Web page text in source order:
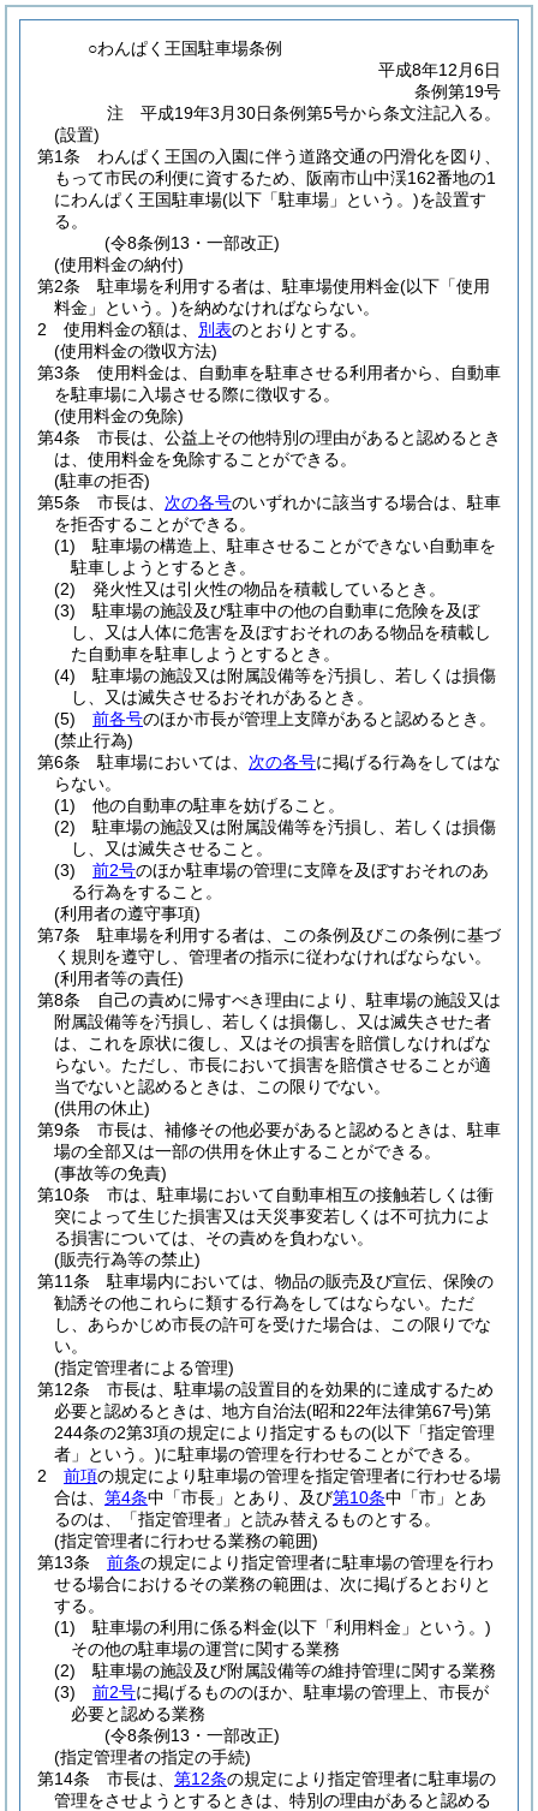
○わんぱく王国駐車場条例
平成8年12月6日
条例第19号
注 平成19年3月30日条例第5号から条文注記入る。
(設置)
第1条
わんぱく王国の入園に伴う道路交通の円滑化を図り、
もって市民の利便に資するため、阪南市山中渓162番地の1
にわんぱく王国駐車場(以下「駐車場」という。)を設置す
る。
(令8条例13・一部改正)
(使用料金の納付)
第2条
駐車場を利用する者は、駐車場使用料金(以下「使用
料金」という。)を納めなければならない。
2
使用料金の額は、 別表のとおりとする。
(使用料金の徴収方法)
第3条
使用料金は、自動車を駐車させる利用者から、自動車
を駐車場に入場させる際に徴収する。
(使用料金の免除)
第4条
市長は、公益上その他特別の理由があると認めるとき
は、使用料金を免除することができる。
(駐車の拒否)
第5条
市長は、 次の各号のいずれかに該当する場合は、駐車
を拒否することができる。
(1)
駐車場の構造上、駐車させることができない自動車を
駐車しようとするとき。
(2)
発火性又は引火性の物品を積載しているとき。
(3)
駐車場の施設及び駐車中の他の自動車に危険を及ぼ
し、又は人体に危害を及ぼすおそれのある物品を積載し
た自動車を駐車しようとするとき。
(4)
駐車場の施設又は附属設備等を汚損し、若しくは損傷
し、又は滅失させるおそれがあるとき。
(5)
前各号のほか市長が管理上支障があると認めるとき。
(禁止行為)
第6条
駐車場においては、 次の各号に掲げる行為をしてはな
らない。
(1)
他の自動車の駐車を妨げること。
(2)
駐車場の施設又は附属設備等を汚損し、若しくは損傷
し、又は滅失させること。
(3)
前2号のほか駐車場の管理に支障を及ぼすおそれのあ
る行為をすること。
(利用者の遵守事項)
第7条
駐車場を利用する者は、この条例及びこの条例に基づ
く規則を遵守し、管理者の指示に従わなければならない。
(利用者等の責任)
第8条
自己の責めに帰すべき理由により、駐車場の施設又は
附属設備等を汚損し、若しくは損傷し、又は滅失させた者
は、これを原状に復し、又はその損害を賠償しなければな
らない。 ただし、市長において損害を賠償させることが適
当でないと認めるときは、この限りでない。
(供用の休止)
第9条
市長は、補修その他必要があると認めるときは、駐車
場の全部又は一部の供用を休止することができる。
(事故等の免責)
第10条
市は、駐車場において自動車相互の接触若しくは衝
突によって生じた損害又は天災事変若しくは不可抗力によ
る損害については、その責めを負わない。
(販売行為等の禁止)
第11条
駐車場内においては、物品の販売及び宣伝、保険の
勧誘その他これらに類する行為をしてはならない。 ただ
し、あらかじめ市長の許可を受けた場合は、この限りでな
い。
(指定管理者による管理)
第12条
市長は、駐車場の設置目的を効果的に達成するため
必要と認めるときは、地方自治法(昭和22年法律第67号)第
244条の2第3項の規定により指定するもの(以下「指定管理
者」という。)に駐車場の管理を行わせることができる。
2
前項の規定により駐車場の管理を指定管理者に行わせる場
合は、 第4条中「市長」とあり、及び第10条中「市」とあ
るのは、「指定管理者」と読み替えるものとする。
(指定管理者に行わせる業務の範囲)
第13条
前条の規定により指定管理者に駐車場の管理を行わ
せる場合におけるその業務の範囲は、次に掲げるとおりと
する。
(1)
駐車場の利用に係る料金(以下「利用料金」という。)
その他の駐車場の運営に関する業務
(2)
駐車場の施設及び附属設備等の維持管理に関する業務
(3)
前2号に掲げるもののほか、駐車場の管理上、市長が
必要と認める業務
(令8条例13・一部改正)
(指定管理者の指定の手続)
第14条
市長は、 第12条の規定により指定管理者に駐車場の
管理をさせようとするときは、特別の理由があると認める